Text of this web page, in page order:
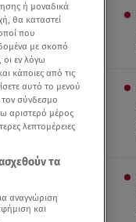
ή μοναδικά
θα καταστεί
που
με σκοπό
εν λόγω
κάποιες από τις
αυτό το μενού
τον σύνδεσμο
αριστερό μέρος
λεπτομέρειες
τα
αναγνώριση
και